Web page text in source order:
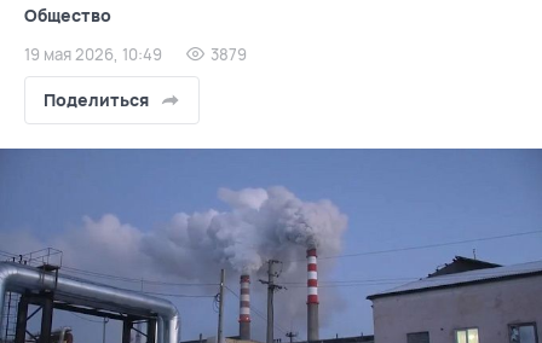
Общество
19 мая 2026, 10:49 3879
Поделиться